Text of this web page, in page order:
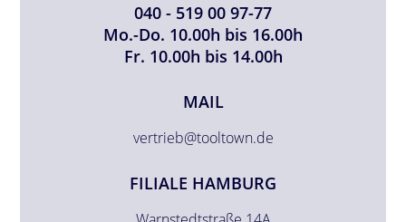
040 - 519 00 97-77
Mo.-Do. 10.00h bis 16.00h
Fr. 10.00h bis 14.00h
MAIL
vertrieb@tooltown.de
FILIALE HAMBURG